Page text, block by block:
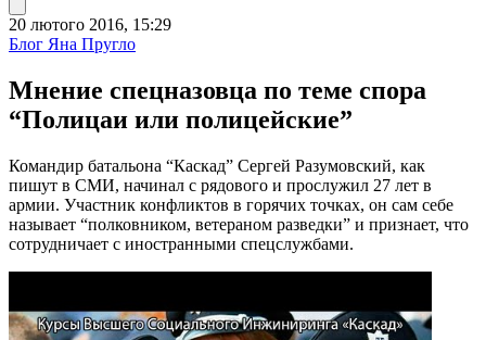
20 лютого 2016, 15:29
Блог Яна Пругло
Мнение спецназовца по теме спора
“Полицаи или полицейские”
Командир батальона “Каскад” Сергей Разумовский, как
пишут в СМИ, начинал с рядового и прослужил 27 лет в
армии. Участник конфликтов в горячих точках, он сам себе
называет “полковником, ветераном разведки” и признает, что
сотрудничает с иностранными спецслужбами.